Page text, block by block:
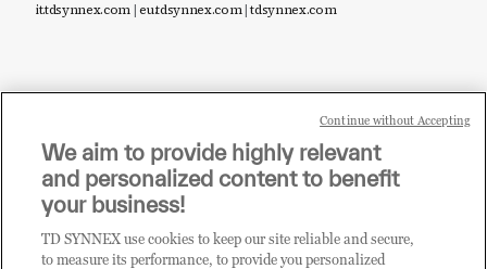
it.tdsynnex.com|eu.tdsynnex.com|tdsynnex.com
Sei un rivenditore di tecnologia e desideri acquistare
i prodotti o le soluzioni trattate sul blog?
CLICCA QUI E DIVENTA
CLIENTE TD SYNNEX
We aim to provide highly relevant
and personalized content to benefit
your business!
TD SYNNEX use cookies to keep our site reliable and secure,
to measure its performance, to provide you personalized
Continue without Accepting